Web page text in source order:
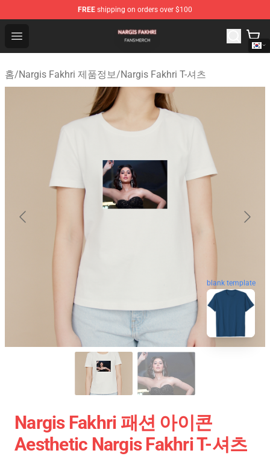
FREE shipping on orders over $100
Open menu
Nargis Fakhri Shop - Official Nargis Fakhri Merchandise
홈/Nargis Fakhri 제품정보/Nargis Fakhri T-셔츠
blank template
Nargis Fakhri 패션 아이콘
Aesthetic Nargis Fakhri T-셔츠